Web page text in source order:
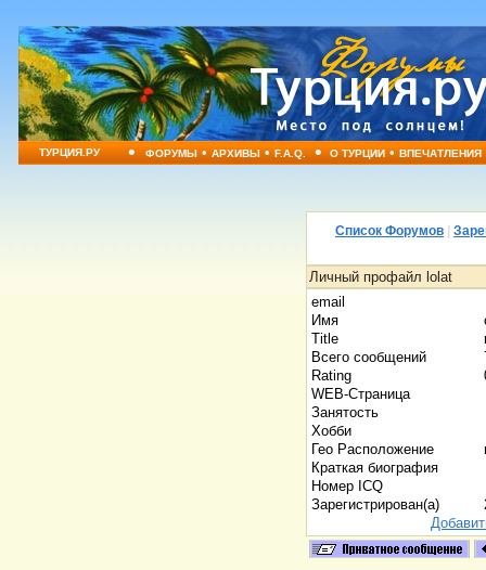
ТУРЦИЯ.РУ • ФОРУМЫ•АРХИВЫ•F.A.Q. • О ТУРЦИИ•ВПЕЧАТЛЕНИЯ
Список Форумов
Личный профайл lolat
email
Имя
Title
Всего сообщений
Rating
WEB-Страница
Занятость
Хобби
Гео Расположение
Краткая биография
Номер ICQ
Зарегистрирован(а)